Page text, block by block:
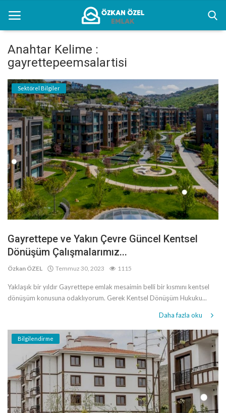
Anasayfa
Kentsel Dönüşüm Alanları
Sektörel Bilgiler
Bilgilendirme
İletişim
Türkçe
Anahtar Kelime :
gayrettepeemsalartisi
Sektörel Bilgiler
Gayrettepe ve Yakın Çevre Güncel Kentsel
Dönüşüm Çalışmalarımız...
Özkan ÖZEL Temmuz 30, 2023 1115
Yaklaşık bir yıldır Gayrettepe emlak mesaimin belli bir kısmını kentsel
dönüşüm konusuna odaklıyorum. Gerek Kentsel Dönüşüm Hukuku...
Daha fazla oku
Bilgilendirme